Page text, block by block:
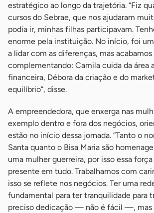
estratégico ao longo da trajetória. “Fiz
cursos do Sebrae, que nos ajudaram
podia ir, minhas filhas participavam.
enorme pela instituição. No início, foi
a lidar com as diferenças, mas acabamos
complementando: Camila cuida da área
financeira, Débora da criação e do
equilíbrio”, disse.
A empreendedora, que enxerga nas
exemplo dentro e fora dos negócios,
estão no início dessa jornada. “Tanto o
Santa quanto o Bisa Maria são
uma mulher guerreira, por isso essa
presente em tudo. Trabalhamos com
isso se reflete nos negócios. Ter uma
fundamental para ter tranquilidade para
preciso dedicação — não é fácil —, mas